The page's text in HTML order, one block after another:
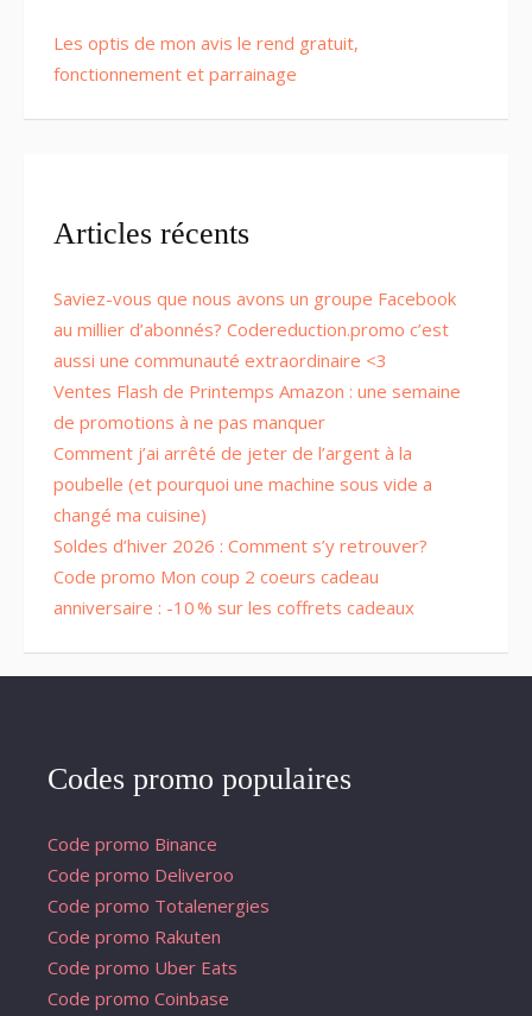
Les optis de mon avis le rend gratuit,
fonctionnement et parrainage
Articles récents
Saviez-vous que nous avons un groupe Facebook
au millier d’abonnés? Codereduction.promo c’est
aussi une communauté extraordinaire <3
Ventes Flash de Printemps Amazon : une semaine
de promotions à ne pas manquer
Comment j’ai arrêté de jeter de l’argent à la
poubelle (et pourquoi une machine sous vide a
changé ma cuisine)
Soldes d’hiver 2026 : Comment s’y retrouver?
Code promo Mon coup 2 coeurs cadeau
anniversaire : -10 % sur les coffrets cadeaux
Codes promo populaires
Code promo Binance
Code promo Deliveroo
Code promo Totalenergies
Code promo Rakuten
Code promo Uber Eats
Code promo Coinbase